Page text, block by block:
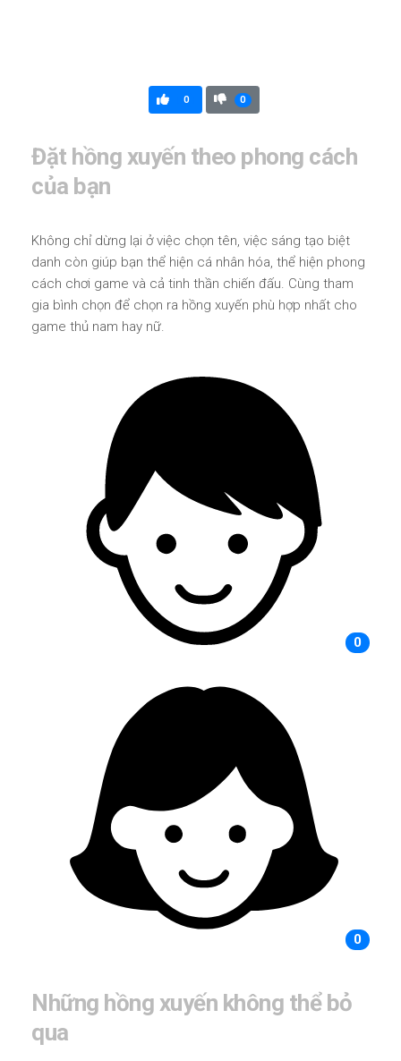
0 0
Đặt hồng xuyến theo phong cách
của bạn
Không chỉ dừng lại ở việc chọn tên, việc sáng tạo biệt
danh còn giúp bạn thể hiện cá nhân hóa, thể hiện phong
cách chơi game và cả tinh thần chiến đấu. Cùng tham
gia bình chọn để chọn ra hồng xuyến phù hợp nhất cho
game thủ nam hay nữ.
0
0
Những hồng xuyến không thể bỏ
qua